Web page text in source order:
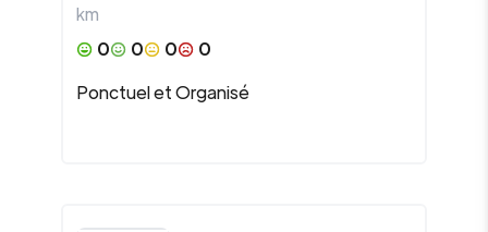
km
0
0 0
0
Ponctuel et Organisé